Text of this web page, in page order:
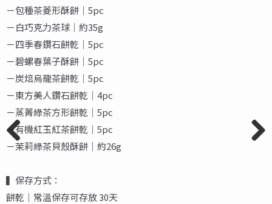
Previ
－包種茶菱形酥餅｜5pc
－白巧克力茶球｜約35g
－四季春鑽石餅乾｜5pc
－碧螺春葉子酥餅｜5pc
－炭焙烏龍茶餅乾｜5pc
－東方美人鑽石餅乾｜4pc
－蒸菁綠茶方形餅乾｜5pc
－有機紅玉紅茶餅乾｜5pc
－茉莉綠茶貝殼酥餅｜約26g
▍保存方式：
餅乾｜常溫保存可存放 30天